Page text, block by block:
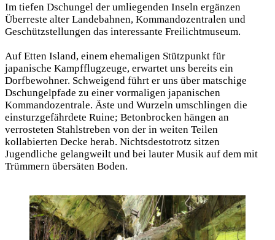
Im tiefen Dschungel der umliegenden Inseln ergänzen
Überreste alter Landebahnen, Kommandozentralen und
Geschützstellungen das interessante Freilichtmuseum.
Auf Etten Island, einem ehemaligen Stützpunkt für
japanische Kampfflugzeuge, erwartet uns bereits ein
Dorfbewohner. Schweigend führt er uns über matschige
Dschungelpfade zu einer vormaligen japanischen
Kommandozentrale. Äste und Wurzeln umschlingen die
einsturzgefährdete Ruine; Betonbrocken hängen an
verrosteten Stahlstreben von der in weiten Teilen
kollabierten Decke herab. Nichtsdestotrotz sitzen
Jugendliche gelangweilt und bei lauter Musik auf dem mit
Trümmern übersäten Boden.